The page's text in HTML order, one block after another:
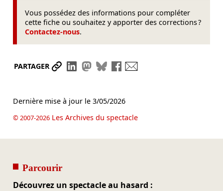
Vous possédez des informations pour compléter
cette fiche ou souhaitez y apporter des corrections ?
Contactez-nous.
PARTAGER Partager le lien
Partager sur LinkedIn
Partager sur Mastodon
Partager sur Bluesky
Partager sur Facebook
Dernière mise à jour le 3/05/2026
© 2007-2026Les Archives du spectacle
Parcourir
Découvrez un spectacle au hasard :